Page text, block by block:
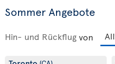
Sommer Angebote
Hin- und Rückflug von